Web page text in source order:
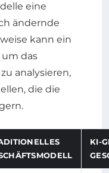
eine
ändernde
kann ein
um das
analysieren,
die die
KI-